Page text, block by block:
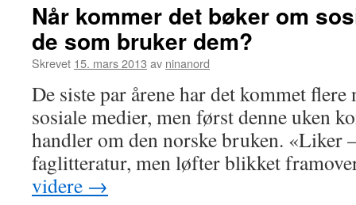
Når kommer det bøker om
de som bruker dem?
Skrevet 15. mars 2013 av ninanord
De siste par årene har det kommet
sosiale medier, men først denne uken
handler om den norske bruken. «Liker
faglitteratur, men løfter blikket
videre →